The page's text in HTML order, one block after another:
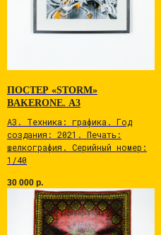
ПОСТЕР «STORM»
BAKERONE. А3
А3. Tехникa: графика. Год
cоздaния: 2021. Печaть:
шелкoгрaфия. Серийный номер:
1/40
30 000 р.